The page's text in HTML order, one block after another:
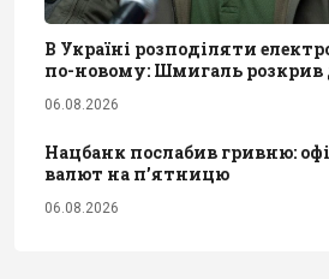
В Україні розподіляти
по-новому: Шмигаль розкрив
06.08.2026
Нацбанк послабив гривню:
валют на п’ятницю
06.08.2026